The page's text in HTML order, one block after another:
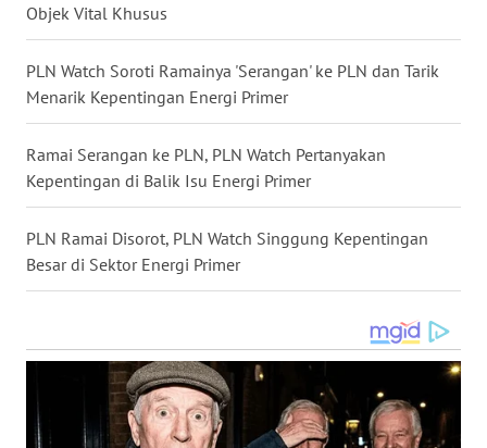
Objek Vital Khusus
PLN Watch Soroti Ramainya 'Serangan' ke PLN dan Tarik
Menarik Kepentingan Energi Primer
Ramai Serangan ke PLN, PLN Watch Pertanyakan
Kepentingan di Balik Isu Energi Primer
PLN Ramai Disorot, PLN Watch Singgung Kepentingan
Besar di Sektor Energi Primer
WN
SULUT
WN
MALUKU
WN
WN